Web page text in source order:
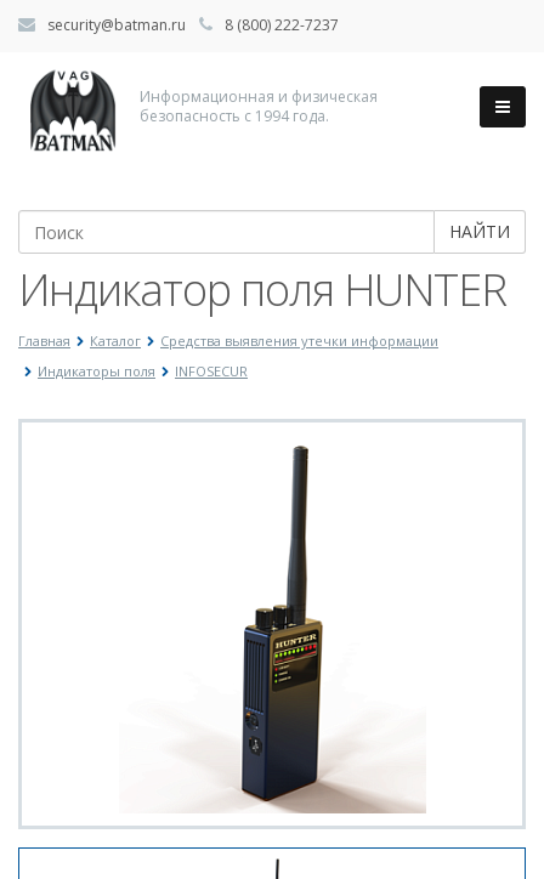
security@batman.ru 8 (800) 222-7237
Информационная и физическая
безопасность с 1994 года.
НАЙТИ
Индикатор поля HUNTER
Главная Каталог
Средства выявления утечки информации
Индикаторы поля
INFOSECUR